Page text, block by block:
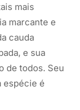
mais
marcante e
cauda
e sua
de todos. Seu
espécie é